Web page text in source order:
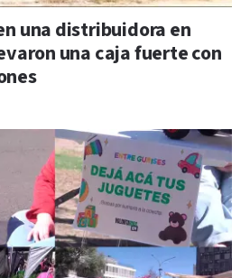
una distribuidora en
una caja fuerte con